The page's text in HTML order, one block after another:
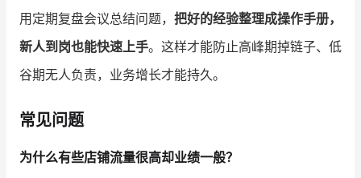
用定期复盘会议总结问题， 把好的经验整理成操作手册，
新人到岗也能快速上手。这样才能防止高峰期掉链子、低
谷期无人负责，业务增长才能持久。
常见问题
为什么有些店铺流量很高却业绩一般？